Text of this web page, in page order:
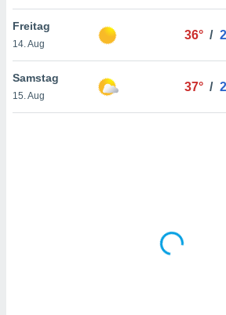
Freitag
14. Aug
36° /
Samstag
15. Aug
37° /